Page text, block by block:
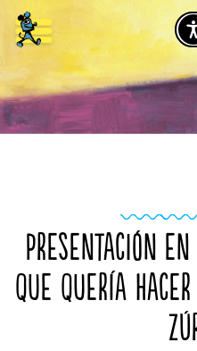
PRESENTACIÓN
QUE QUERÍA